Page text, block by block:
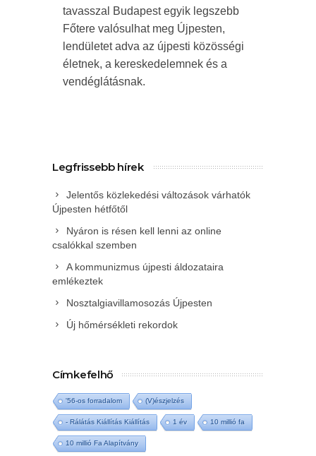
tavasszal Budapest egyik legszebb
Főtere valósulhat meg Újpesten,
lendületet adva az újpesti közösségi
életnek, a kereskedelemnek és a
vendéglátásnak.
Legfrissebb hírek
Jelentős közlekedési változások várhatók
Újpesten hétfőtől
Nyáron is résen kell lenni az online
csalókkal szemben
A kommunizmus újpesti áldozataira
emlékeztek
Nosztalgiavillamosozás Újpesten
Új hőmérsékleti rekordok
Címkefelhő
'56-os forradalom (V)észjelzés
- Rálátás Kiállítás Kiállítás 1 év 10 millió fa
10 millió Fa Alapítvány